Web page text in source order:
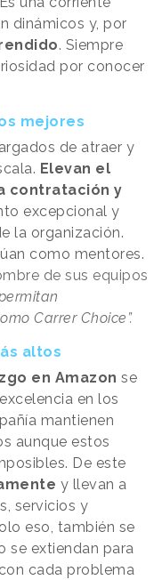
dinámicos y, por
. Siempre
por conocer
mejores
de atraer y
Elevan el
contratación y
excepcional y
la organización.
como mentores.
de sus equipos
Carrer Choice”.
altos
en Amazon se
en los
mantienen
aunque estos
De este
y llevan a
servicios y
eso, también se
se extiendan para
cada problema